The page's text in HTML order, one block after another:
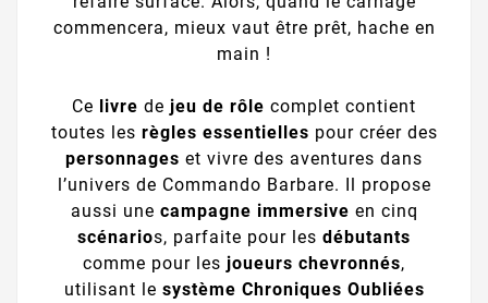
commencera, mieux vaut être prêt, hache en
main !
Ce livre de jeu de rôle complet contient
toutes les règles essentielles pour créer des
personnages et vivre des aventures dans
l’univers de Commando Barbare. Il propose
aussi une campagne immersive en cinq
scénarios, parfaite pour les débutants
comme pour les joueurs chevronnés,
utilisant le système Chroniques Oubliées